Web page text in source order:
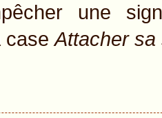
une
caseAttacher sa